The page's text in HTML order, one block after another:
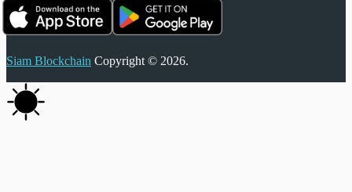
Siam Blockchain Copyright © 2026.